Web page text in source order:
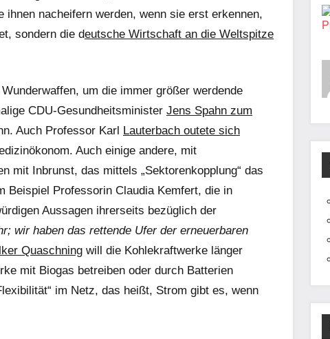
nacheifern werden, wenn sie erst erkennen,
sondern die deutsche Wirtschaft an die Weltspitze
um die immer größer werdende
CDU-Gesundheitsminister Jens Spahn zum
Auch Professor Karl Lauterbach outete sich
Auch einige andere, mit
mit Inbrunst, das mittels „Sektorenkopplung“ das
Beispiel Professorin Claudia Kemfert, die in
Aussagen ihrerseits bezüglich der
wir haben das rettende Ufer der erneuerbaren
Quaschning will die Kohlekraftwerke länger
mit Biogas betreiben oder durch Batterien
im Netz, das heißt, Strom gibt es, wenn